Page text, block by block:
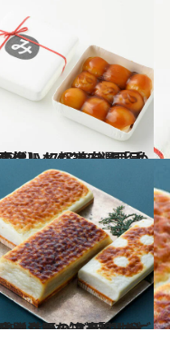
47都道府県「手土産グルメ」2023 “西日本の旨いもの”を総まとめ
メ
もに、お酒のアテに。心も舌も満足の逸品6選をご紹介！
メ